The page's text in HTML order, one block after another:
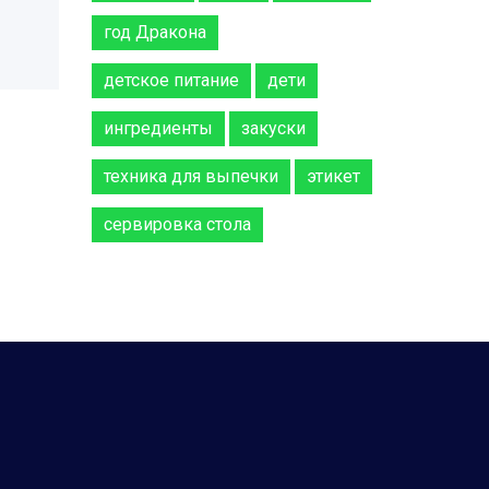
год Дракона
детское питание дети
ингредиенты закуски
техника для выпечки этикет
сервировка стола